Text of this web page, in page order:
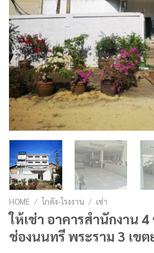
HOME / โกดัง-โรงงาน / เช่า
ให้เช่า อาคารสำนักงาน
ช่องนนทรี พระราม 3 เข